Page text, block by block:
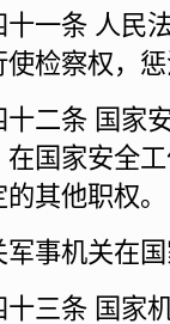
十一条 人民
使检察权，
十二条 国家
在国家安全
其他职权。
军事机关在
十三条 国家